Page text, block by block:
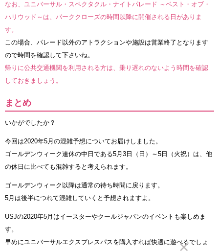
なお、ユニバーサル・スペクタクル・ナイトパレード ～ベスト・オブ・
ハリウッド～は、パーククローズの時間以降に開催される日がありま
す。
この場合、パレード以外のアトラクションや施設は営業終了となります
ので時間を確認して下さいね。
帰りに公共交通機関を利用される方は、乗り遅れのないよう時間を確認
しておきましょう。
まとめ
いかがでしたか？
今回は2020年5月の混雑予想についてお届けしました。
ゴールデンウィーク連休の中日である5月3日（日）～5日（火祝）は、他
の休日に比べても混雑すると考えられます。
ゴールデンウィーク以降は通常の待ち時間に戻ります。
5月は後半につれて混雑していくと予想されますよ。
USJの2020年5月はイースターやクールジャパンのイベントも楽しめま
す。
早めにユニバーサルエクスプレスパスを購入すれば快適に遊べるでしょ